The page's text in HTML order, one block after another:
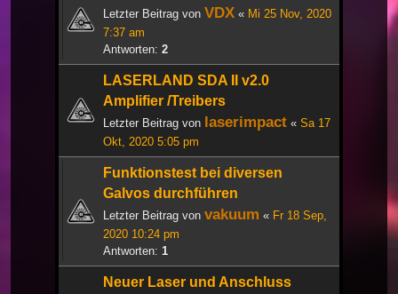
Letzter Beitrag von VDX « Mi 25 Nov, 2020
7:37 am
Antworten: 2
LASERLAND SDA II v2.0
Amplifier /Treibers
Letzter Beitrag von laserimpact « Sa 17
Okt, 2020 5:05 pm
Funktionstest bei diversen
Galvos durchführen
Letzter Beitrag von vakuum « Fr 18 Sep,
2020 10:24 pm
Antworten: 1
Neuer Laser und Anschluss